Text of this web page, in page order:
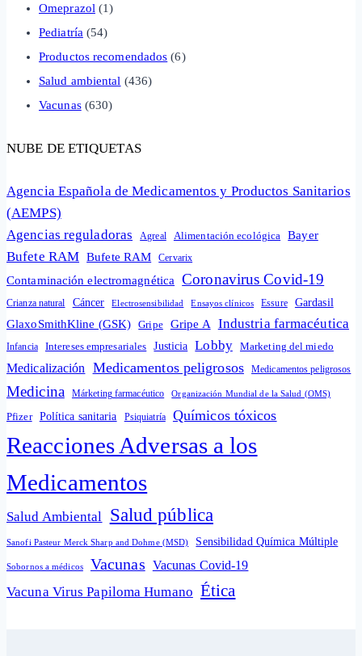
Omeprazol (1)
Pediatría (54)
Productos recomendados (6)
Salud ambiental (436)
Vacunas(630)
NUBE DE ETIQUETAS
Agencia Española de Medicamentos y Productos Sanitarios
(AEMPS)
Agencias reguladoras
Agreal Alimentación ecológica Bayer
Bufete RAM Bufete RAM Cervarix
Contaminación electromagnética Coronavirus Covid-19
Crianza natural Cáncer Electrosensibilidad Ensayos clínicos Essure Gardasil
GlaxoSmithKline (GSK) Gripe Gripe A Industria farmacéutica
Infancia Intereses empresariales Justicia Lobby Marketing del miedo
Medicalización Medicamentos peligrosos Medicamentos peligrosos
Medicina Márketing farmacéutico Organización Mundial de la Salud (OMS)
Pfizer Política sanitaria Psiquiatría Químicos tóxicos
Reacciones Adversas a los
Medicamentos
Salud Ambiental Salud pública
Sanofi Pasteur Merck Sharp and Dohme (MSD) Sensibilidad Química Múltiple
Sobornos a médicos Vacunas Vacunas Covid-19
Vacuna Virus Papiloma Humano Ética